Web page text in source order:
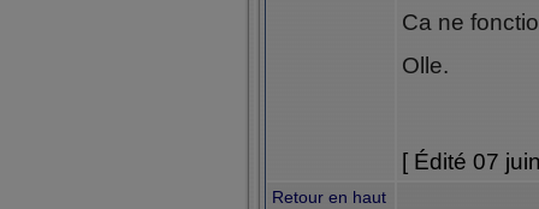
Ca ne
Olle.
[ Édité 07
Retour en haut